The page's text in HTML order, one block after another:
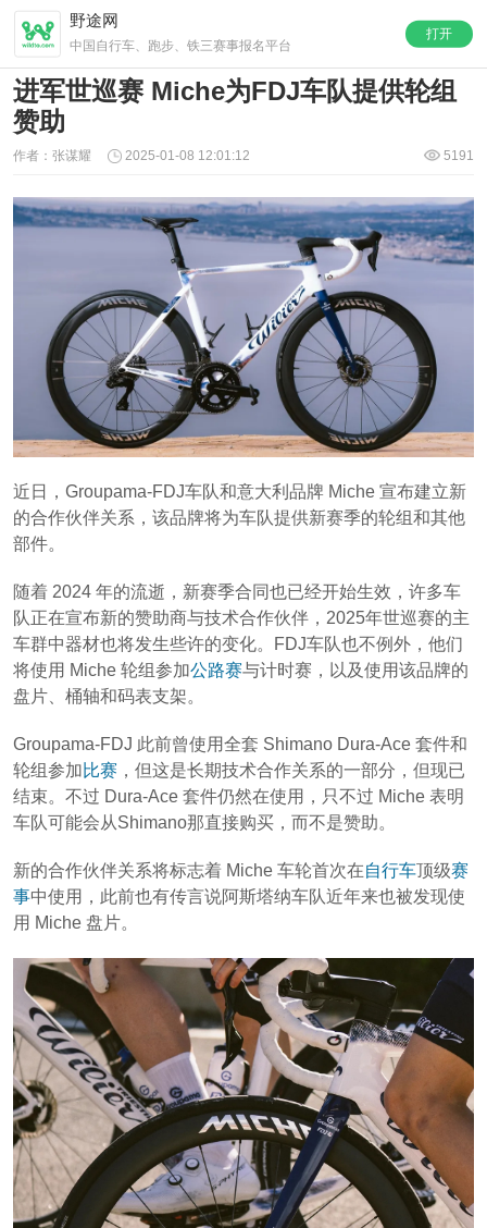
打开
野途网
中国自行车、跑步、铁三赛事报名平台
进军世巡赛 Miche为FDJ车队提供轮组
赞助
作者：张谋耀 2025-01-08 12:01:12 5191
近日，Groupama-FDJ车队和意大利品牌 Miche 宣布建立新
的合作伙伴关系，该品牌将为车队提供新赛季的轮组和其他
部件。
随着 2024 年的流逝，新赛季合同也已经开始生效，许多车
队正在宣布新的赞助商与技术合作伙伴，2025年世巡赛的主
车群中器材也将发生些许的变化。FDJ车队也不例外，他们
将使用 Miche 轮组参加公路赛与计时赛，以及使用该品牌的
盘片、桶轴和码表支架。
Groupama-FDJ 此前曾使用全套 Shimano Dura-Ace 套件和
轮组参加比赛 ，但这是长期技术合作关系的一部分，但现已
结束。不过 Dura-Ace 套件仍然在使用，只不过 Miche 表明
车队可能会从Shimano那直接购买，而不是赞助。
新的合作伙伴关系将标志着 Miche 车轮首次在自行车顶级赛
事中使用，此前也有传言说阿斯塔纳车队近年来也被发现使
用 Miche 盘片。